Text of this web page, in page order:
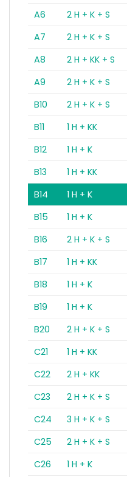
A6
2 H + K + S
A7
2 H + K + S
A8
2 H + KK + S
A9
2 H + K + S
B10
2 H + K + S
B11
1 H + KK
B12
1 H + K
B13
1 H + KK
B14
1 H + K
B15
1 H + K
B16
2 H + K + S
B17
1 H + KK
B18
1 H + K
B19
1 H + K
B20
2 H + K + S
C21
1 H + KK
C22
2 H + KK
C23
2 H + K + S
C24
3 H + K + S
C25
2 H + K + S
C26
1 H + K